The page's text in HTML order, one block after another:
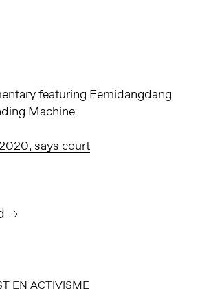
featuring Femidangdang
Machine
says court
EN ACTIVISME